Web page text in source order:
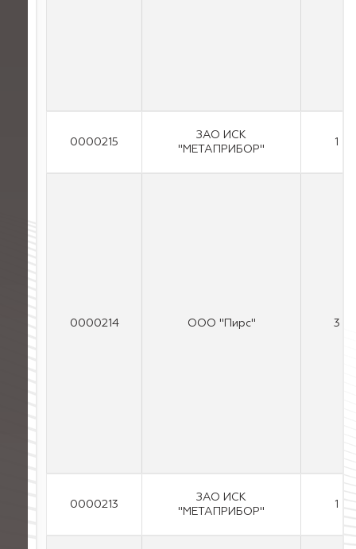
0000215
ЗАО ИСК
"МЕТАПРИБОР"
1
0000214 ООО "Пирс" 3
0000213
ЗАО ИСК
"МЕТАПРИБОР"
1